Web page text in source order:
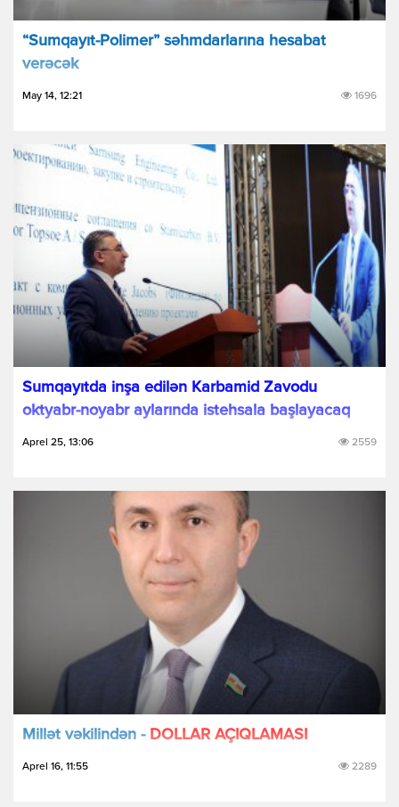
“Sumqayıt-Polimer” səhmdarlarına hesabat
verəcək
May 14, 12:21 1696
Sumqayıtda inşa edilən Karbamid Zavodu
oktyabr-noyabr aylarında istehsala başlayacaq
Aprel 25, 13:06 2559
Millət vəkilindən - DOLLAR AÇIQLAMASI
Aprel 16, 11:55 2289